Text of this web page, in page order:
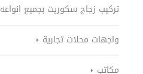
تركيب زجاج سكوريت بجميع انواعه
واجهات محلات تجارية
مكاتب